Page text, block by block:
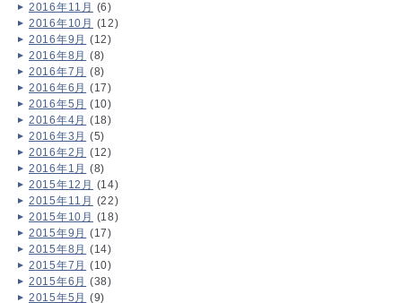
2016年11月 (6)
2016年10月 (12)
2016年9月 (12)
2016年8月 (8)
2016年7月 (8)
2016年6月 (17)
2016年5月 (10)
2016年4月 (18)
2016年3月 (5)
2016年2月 (12)
2016年1月 (8)
2015年12月 (14)
2015年11月 (22)
2015年10月 (18)
2015年9月 (17)
2015年8月 (14)
2015年7月 (10)
2015年6月 (38)
2015年5月 (9)